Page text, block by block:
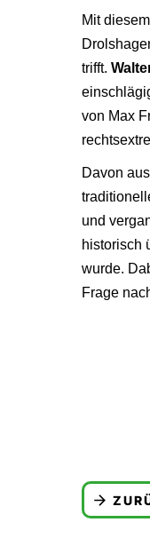
Mit
trifft.
von Max
Davon
und
historisch
wurde.
Frage